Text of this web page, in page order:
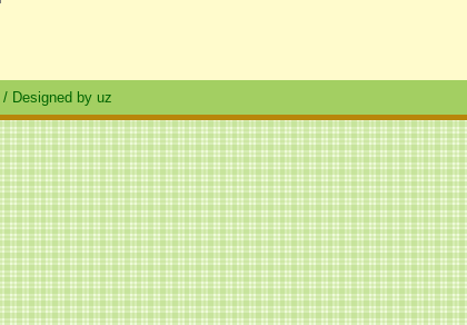
/ Designed by uz